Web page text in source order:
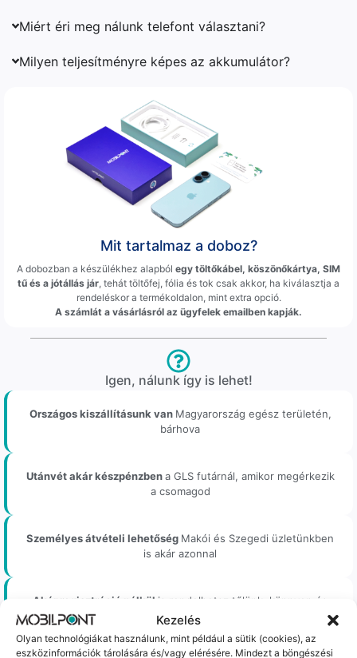
Kezelés
Olyan technológiákat használunk, mint például a sütik (cookies), az
eszközinformációk tárolására és/vagy elérésére. Mindezt a böngészési
Miért éri meg nálunk telefont választani?
Milyen teljesítményre képes az akkumulátor?
Mit tartalmaz a doboz?
A dobozban a készülékhez alapból egy töltőkábel, köszönőkártya, SIM
tű és a jótállás jár, tehát töltőfej, fólia és tok csak akkor, ha kiválasztja a
rendeléskor a termékoldalon, mint extra opció.
A számlát a vásárlásról az ügyfelek emailben kapják.
Igen, nálunk így is lehet!
Országos kiszállításunk van Magyarország egész területén,
bárhova
Utánvét akár készpénzbena GLS futárnál, amikor megérkezik
a csomagod
Személyes átvételi lehetőség Makói és Szegedi üzletünkben
is akár azonnal
Akár regisztráció nélkül is rendelhetsz tőlünk, könnyen és
gyorsan